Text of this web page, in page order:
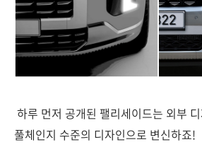
하루 먼저 공개된 팰리세이드는 외부
풀체인지 수준의 디자인으로 변신하죠!